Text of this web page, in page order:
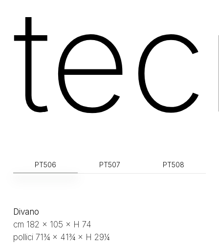
PT506 PT507 PT508
Divano
cm 182 × 105 × H 74
pollici 71¾ × 41¾ × H 29¼